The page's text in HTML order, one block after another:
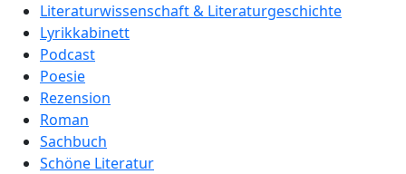
Literaturwissenschaft & Literaturgeschichte
Lyrikkabinett
Podcast
Poesie
Rezension
Roman
Sachbuch
Schöne Literatur